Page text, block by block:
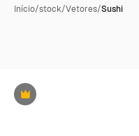
Início/stock/Vetores/Sushi
Premium